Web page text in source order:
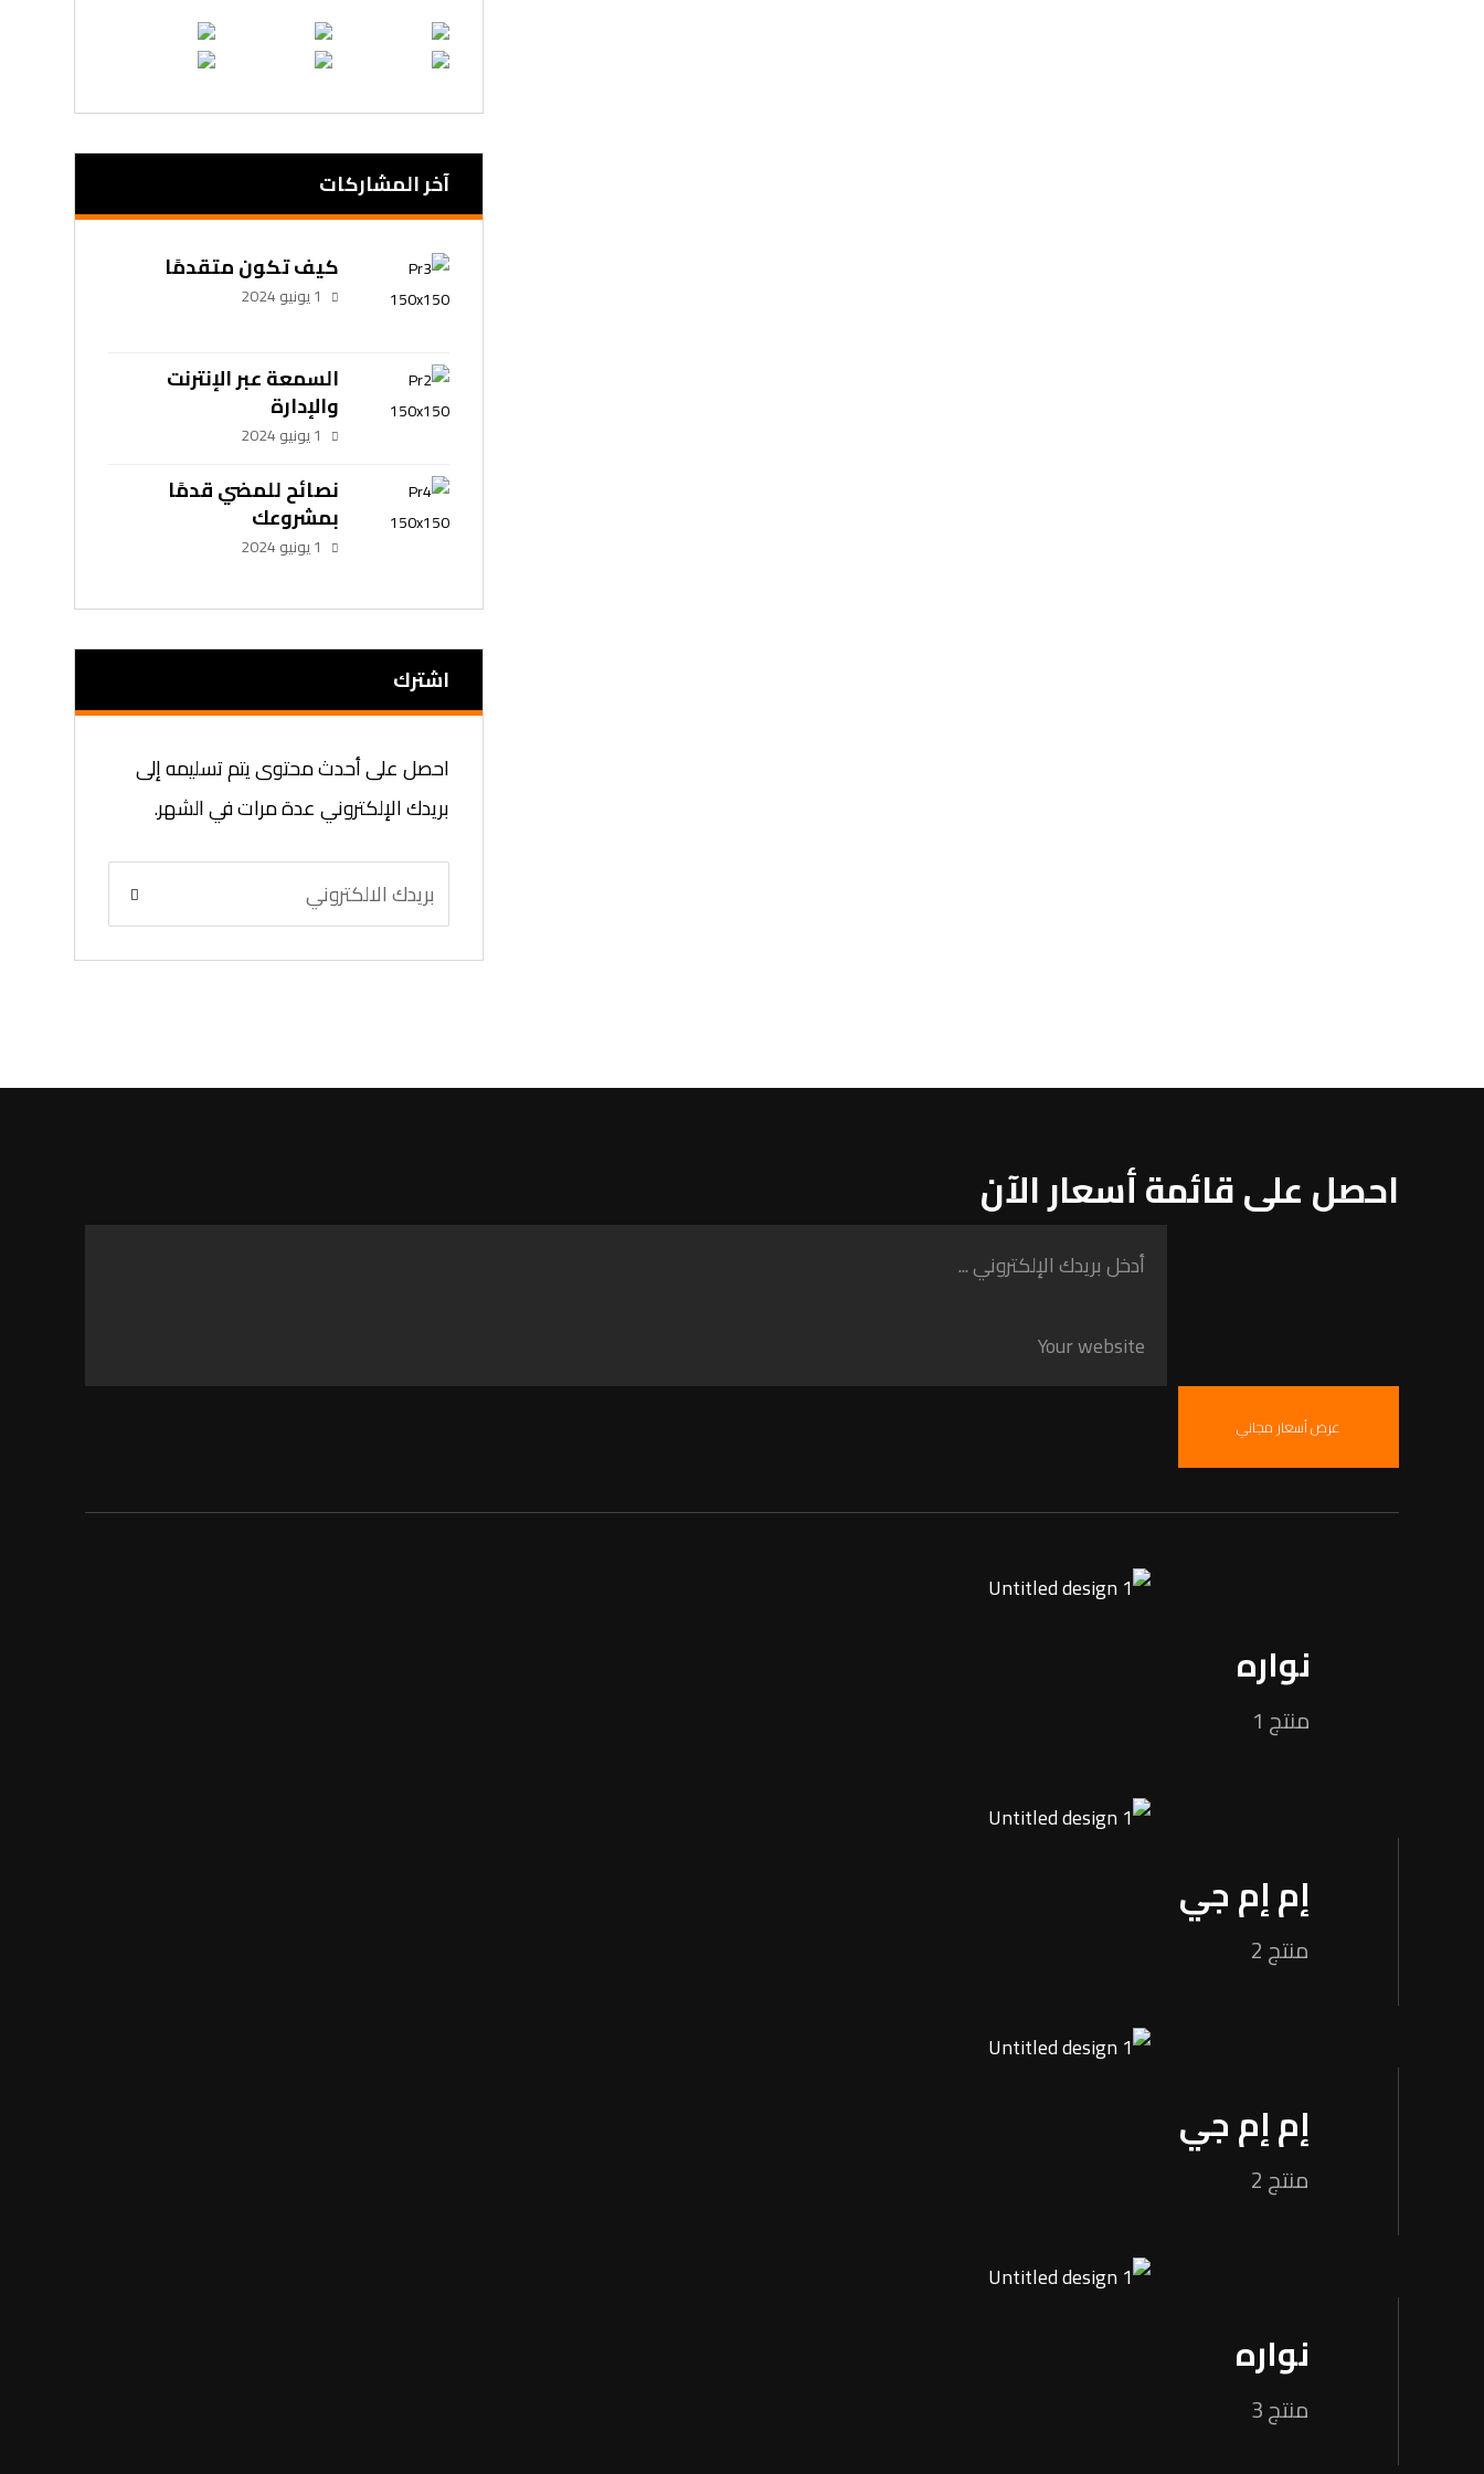
آخر المشاركات
كيف تكون متقدمًا
1 يونيو 2024
السمعة عبر الإنترنت
والإدارة
1 يونيو 2024
نصائح للمضي قدمًا
بمشروعك
1 يونيو 2024
اشترك
احصل على أحدث محتوى يتم تسليمه إلى
بريدك الإلكتروني عدة مرات في الشهر.
احصل على قائمة أسعار الآن
عرض أسعار مجاني
نواره
منتج 1
إم إم جي
منتج 2
إم إم جي
منتج 2
نواره
منتج 3